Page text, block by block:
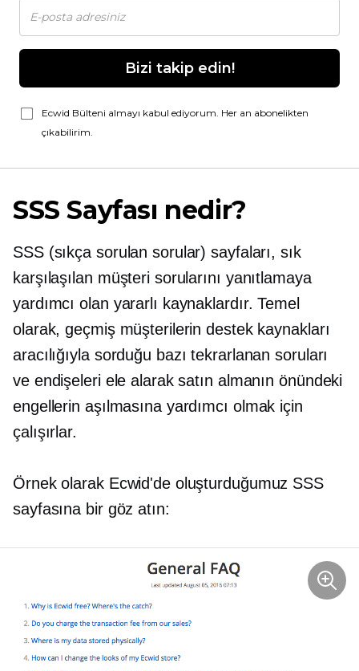
Bizi takip edin!
Ecwid Bülteni almayı kabul ediyorum. Her an abonelikten
çıkabilirim.
SSS Sayfası nedir?
SSS (sıkça sorulan sorular) sayfaları, sık
karşılaşılan müşteri sorularını yanıtlamaya
yardımcı olan yararlı kaynaklardır. Temel
olarak, geçmiş müşterilerin destek kaynakları
aracılığıyla sorduğu bazı tekrarlanan soruları
ve endişeleri ele alarak satın almanın önündeki
engellerin aşılmasına yardımcı olmak için
çalışırlar.
Örnek olarak Ecwid'de oluşturduğumuz SSS
sayfasına bir göz atın: